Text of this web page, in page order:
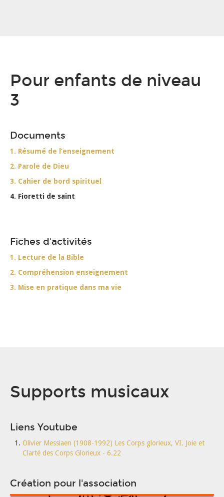
Pour enfants de niveau
3
Documents
1. Résumé de l’enseignement
2. Parole de Dieu
3. Cahier de bord spirituel
4. Fioretti de saint
Fiches d'activités
1. Lecture de la Bible
2. Compréhension enseignement
3. Mise en pratique dans ma vie
Supports musicaux
Liens Youtube
Olivier Messiaen (1908-1992) Les Corps glorieux, VI. Joie et
Clarté des Corps Glorieux - 6.22
Création pour l'association